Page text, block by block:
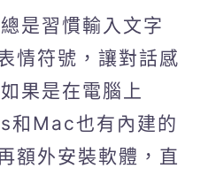
是習慣輸入文字
情符號，讓對話感
果是在電腦上
和Mac也有內建的
額外安裝軟體，直